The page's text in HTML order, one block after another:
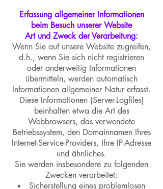
Erfassung allgemeiner Informationen
beim Besuch unserer Website
Art und Zweck der Verarbeitung:
Wenn Sie auf unsere Website zugreifen,
d.h., wenn Sie sich nicht registrieren
oder anderweitig Informationen
übermitteln, werden automatisch
Informationen allgemeiner Natur erfasst.
Diese Informationen (Server-Logfiles)
beinhalten etwa die Art des
Webbrowsers, das verwendete
Betriebssystem, den Domainnamen Ihres
Internet-Service-Providers, Ihre IP-Adresse
und ähnliches.
Sie werden insbesondere zu folgenden
Zwecken verarbeitet:
Sicherstellung eines problemlosen